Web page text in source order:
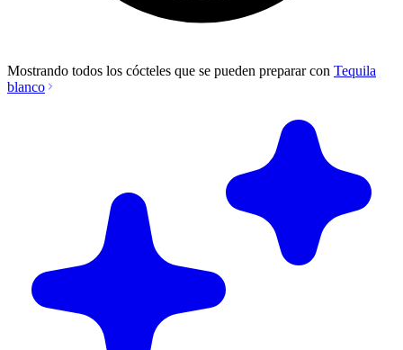
Mostrando todos los cócteles que se pueden preparar con Tequila
blanco